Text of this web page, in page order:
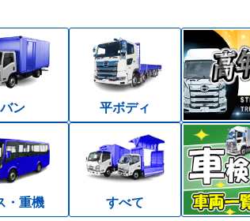
バン 平ボディ
・重機
すべて